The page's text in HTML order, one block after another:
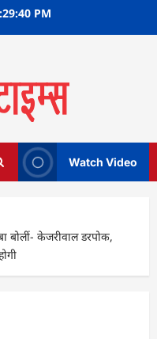
PM
Watch Video
बोलीं- केजरीवाल डरपोक,